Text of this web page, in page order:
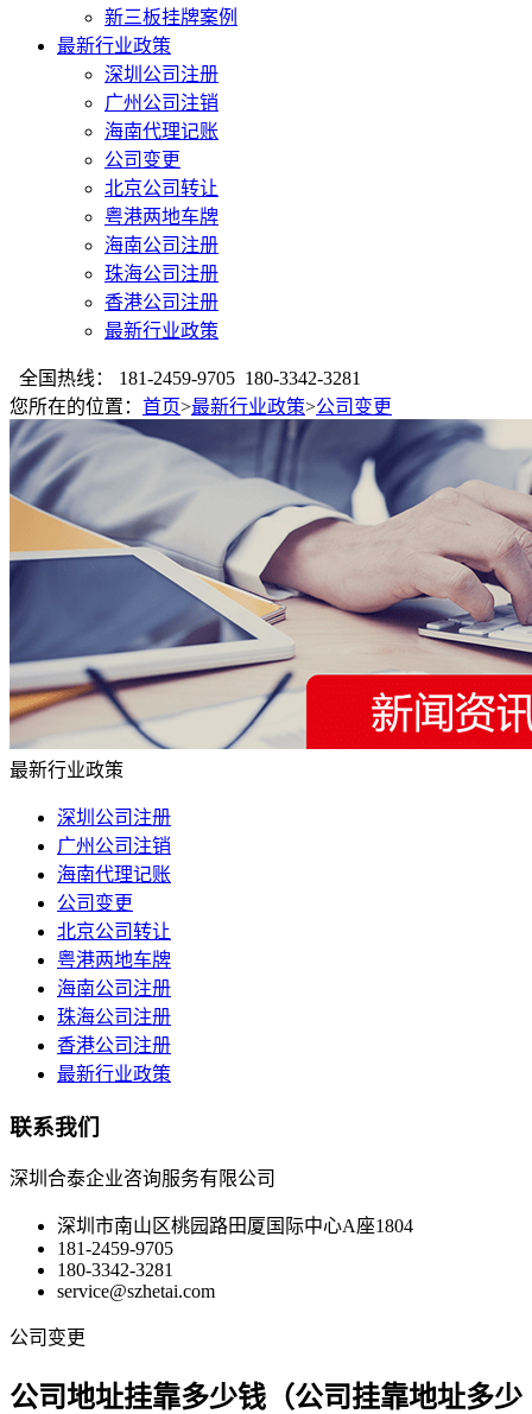
新三板挂牌案例
最新行业政策
深圳公司注册
广州公司注销
海南代理记账
公司变更
北京公司转让
粤港两地车牌
海南公司注册
珠海公司注册
香港公司注册
最新行业政策
全国热线： 181-2459-9705 180-3342-3281
您所在的位置： 首页>最新行业政策>公司变更
最新行业政策
深圳公司注册
广州公司注销
海南代理记账
公司变更
北京公司转让
粤港两地车牌
海南公司注册
珠海公司注册
香港公司注册
最新行业政策
联系我们
深圳合泰企业咨询服务有限公司
深圳市南山区桃园路田厦国际中心A座1804
181-2459-9705
180-3342-3281
service@szhetai.com
公司变更
公司地址挂靠多少钱（公司挂靠地址多少